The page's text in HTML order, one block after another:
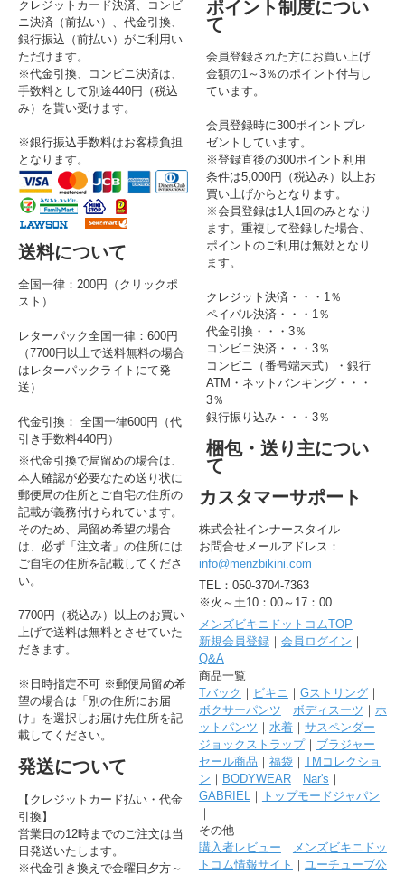
クレジットカード決済、コンビ
ニ決済（前払い）、代金引換、
銀行振込（前払い）がご利用い
ただけます。
※代金引換、コンビニ決済は、
手数料として別途440円（税込
み）を貰い受けます。
※銀行振込手数料はお客様負担
となります。
送料について
全国一律：200円（クリックポ
スト）
レターパック全国一律：600円
（7700円以上で送料無料の場合
はレターパックライトにて発
送）
代金引換： 全国一律600円（代
引き手数料440円）
※代金引換で局留めの場合は、
本人確認が必要なため送り状に
郵便局の住所とご自宅の住所の
記載が義務付けられています。
そのため、局留め希望の場合
は、必ず「注文者」の住所には
ご自宅の住所を記載してくださ
い。
7700円（税込み）以上のお買い
上げで送料は無料とさせていた
だきます。
※日時指定不可 ※郵便局留め希
望の場合は「別の住所にお届
け」を選択しお届け先住所を記
載してください。
発送について
【クレジットカード払い・代金
引換】
営業日の12時までのご注文は当
日発送いたします。
※代金引き換えで金曜日夕方～
ポイント制度につい
て
会員登録された方にお買い上げ
金額の1～3％のポイント付与し
ています。
会員登録時に300ポイントプレ
ゼントしています。
※登録直後の300ポイント利用
条件は5,000円（税込み）以上お
買い上げからとなります。
※会員登録は1人1回のみとなり
ます。重複して登録した場合、
ポイントのご利用は無効となり
ます。
クレジット決済・・・1％
ペイパル決済・・・1％
代金引換・・・3％
コンビニ決済・・・3％
コンビニ（番号端末式）・銀行
ATM・ネットバンキング・・・
3％
銀行振り込み・・・3％
梱包・送り主につい
て
カスタマーサポート
株式会社インナースタイル
お問合せメールアドレス：
info@menzbikini.com
TEL：050-3704-7363
※火～土10：00～17：00
メンズビキニドットコムTOP
新規会員登録｜ 会員ログイン ｜
Q&A
商品一覧
Tバック ｜ ビキニ ｜ Gストリング｜
ボクサーパンツ ｜ ボディスーツ ｜ ホ
ットパンツ ｜ 水着｜ サスペンダー ｜
ジョックストラップ｜ ブラジャー ｜
セール商品 ｜ 福袋｜ TMコレクショ
ン ｜ BODYWEAR｜ Nar's ｜
GABRIEL｜
トップモードジャパン
｜
その他
購入者レビュー ｜ メンズビキニドッ
トコム情報サイト ｜ ユーチューブ公